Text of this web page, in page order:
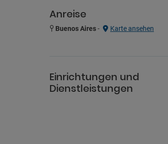
Anreise
Buenos Aires- Karte ansehen
Einrichtungen und
Dienstleistungen